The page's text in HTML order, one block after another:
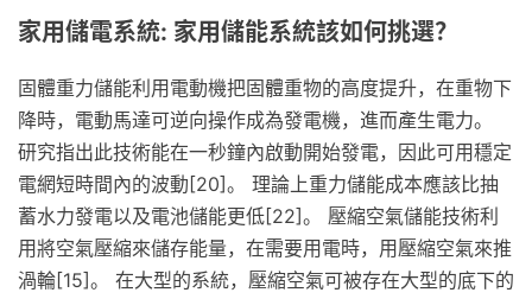
家用儲電系統: 家用儲能系統該如何挑選？
固體重力儲能利用電動機把固體重物的高度提升，在重物下
降時，電動馬達可逆向操作成為發電機，進而產生電力。
研究指出此技術能在一秒鐘內啟動開始發電，因此可用穩定
電網短時間內的波動[20]。 理論上重力儲能成本應該比抽
蓄水力發電以及電池儲能更低[22]。 壓縮空氣儲能技術利
用將空氣壓縮來儲存能量，在需要用電時，用壓縮空氣來推
渦輪[15]。 在大型的系統，壓縮空氣可被存在大型的底下的